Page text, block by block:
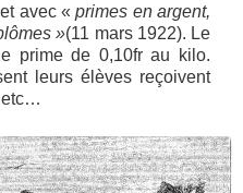
avec «primes en argent,
»(11 mars 1922). Le
prime de 0,10fr au kilo.
leurs élèves reçoivent
etc…